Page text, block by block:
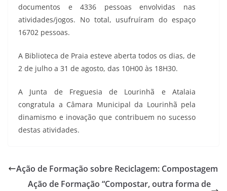
documentos e 4336 pessoas envolvidas nas
atividades/jogos. No total, usufruíram do espaço
16702 pessoas.
A Biblioteca de Praia esteve aberta todos os dias, de
2 de julho a 31 de agosto, das 10H00 às 18H30.
A Junta de Freguesia de Lourinhã e Atalaia
congratula a Câmara Municipal da Lourinhã pela
dinamismo e inovação que contribuem no sucesso
destas atividades.
Ação de Formação sobre Reciclagem: Compostagem
Ação de Formação “Compostar, outra forma de